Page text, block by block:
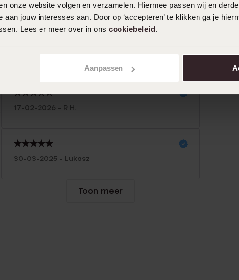
onze website volgen en verzamelen. Hiermee passen wij en
aan jouw interesses aan. Door op ‘accepteren’ te klikken ga je
Lees er meer over in ons cookiebeleid.
Aanpassen
Filter
17-02-2026 - R H.
30-03-2025 - Lukasz
Toon meer